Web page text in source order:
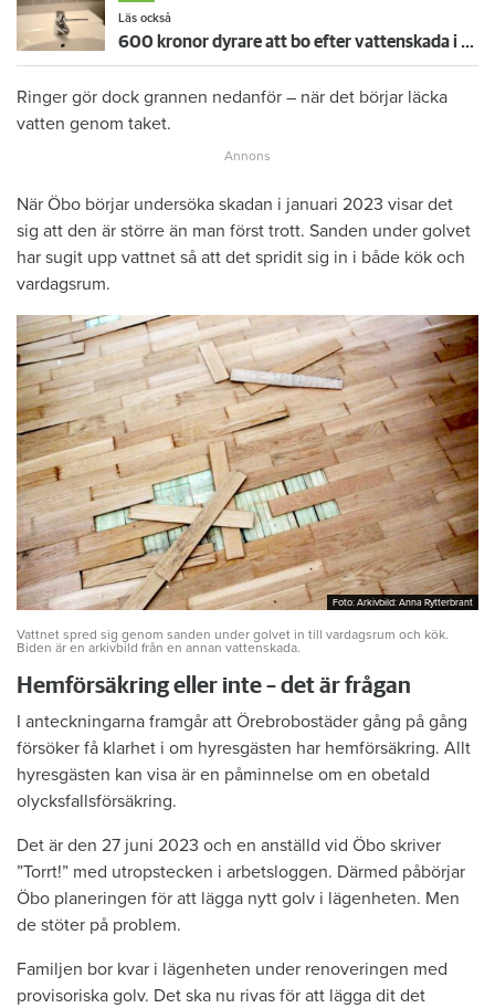
Läs också
600 kronor dyrare att bo efter vattenskada i Varberg
Ringer gör dock grannen nedanför – när det börjar läcka
vatten genom taket.
När Öbo börjar undersöka skadan i januari 2023 visar det
sig att den är större än man först trott. Sanden under golvet
har sugit upp vattnet så att det spridit sig in i både kök och
vardagsrum.
Foto: Arkivbild: Anna Rytterbrant
Foto: Arkivbild: Anna Rytterbrant
Vattnet spred sig genom sanden under golvet in till vardagsrum och kök.
Biden är en arkivbild från en annan vattenskada.
Hemförsäkring eller inte – det är frågan
I anteckningarna framgår att Örebrobostäder gång på gång
försöker få klarhet i om hyresgästen har hemförsäkring. Allt
hyresgästen kan visa är en påminnelse om en obetald
olycksfallsförsäkring.
Det är den 27 juni 2023 och en anställd vid Öbo skriver
”Torrt!” med utropstecken i arbetsloggen. Därmed påbörjar
Öbo planeringen för att lägga nytt golv i lägenheten. Men
de stöter på problem.
Familjen bor kvar i lägenheten under renoveringen med
provisoriska golv. Det ska nu rivas för att lägga dit det